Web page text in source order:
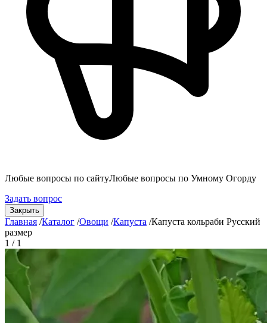
Любые вопросы по сайтуЛюбые вопросы по Умному Огорду
Задать вопрос
Закрыть
Главная /Каталог /Овощи /Капуста /Капуста кольраби Русский
размер
1 / 1